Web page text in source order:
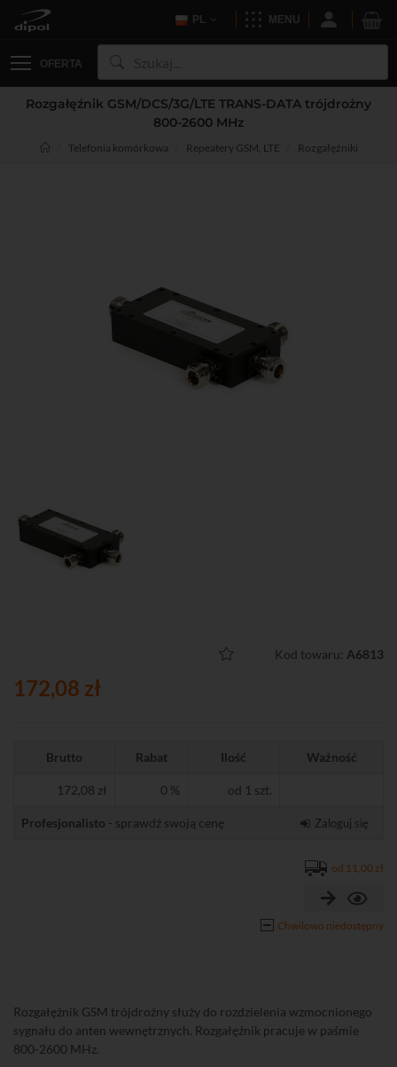
PL MENU
OFERTA
Rozgałęźnik GSM/DCS/3G/LTE TRANS-DATA trójdrożny
800-2600 MHz
Telefonia komórkowa Repeatery GSM, LTE Rozgałęźniki
Kod towaru: A6813
172,08 zł
Brutto Rabat Ilość Ważność
172,08 zł 0 % od 1 szt.
Profesjonalisto - sprawdź swoją cenę Zaloguj się
od 11,00 zł
Chwilowo niedostępny
Rozgałęźnik GSM trójdrożny służy do rozdzielenia wzmocnionego
sygnału do anten wewnętrznych. Rozgałęźnik pracuje w paśmie
800-2600 MHz.